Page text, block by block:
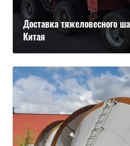
Доставка тяжеловесного
Китая